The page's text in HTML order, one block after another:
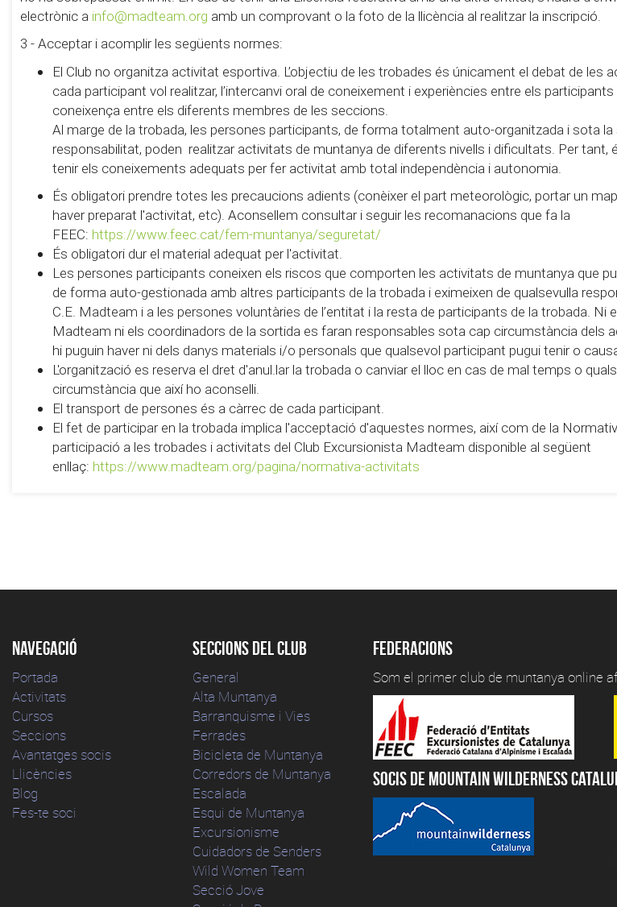
electrònic a info@madteam.org amb un comprovant o la foto de la llicència al realitzar la inscripció.
3 - Acceptar i acomplir les següents normes:
El Club no organitza activitat esportiva. L’objectiu de les trobades és únicament el debat de les
cada participant vol realitzar, l’intercanvi oral de coneixement i experiències entre els
coneixença entre els diferents membres de les seccions.
Al marge de la trobada, les persones participants, de forma totalment auto-organitzada i sota
responsabilitat, poden realitzar activitats de muntanya de diferents nivells i dificultats. Per tant,
tenir els coneixements adequats per fer activitat amb total independència i autonomia.
És obligatori prendre totes les precaucions adients (conèixer el part meteorològic, portar un
haver preparat l'activitat, etc). Aconsellem consultar i seguir les recomanacions que fa la
FEEC: https://www.feec.cat/fem-muntanya/seguretat/
És obligatori dur el material adequat per l'activitat.
Les persones participants coneixen els riscos que comporten les activitats de muntanya que
de forma auto-gestionada amb altres participants de la trobada i eximeixen de qualsevulla
C.E. Madteam i a les persones voluntàries de l’entitat i la resta de participants de la trobada. Ni
Madteam ni els coordinadors de la sortida es faran responsables sota cap circumstància dels
hi puguin haver ni dels danys materials i/o personals que qualsevol participant pugui tenir o
L'organització es reserva el dret d'anul.lar la trobada o canviar el lloc en cas de mal temps o
circumstància que així ho aconselli.
El transport de persones és a càrrec de cada participant.
El fet de participar en la trobada implica l'acceptació d'aquestes normes, així com de la
participació a les trobades i activitats del Club Excursionista Madteam disponible al següent
enllaç: https://www.madteam.org/pagina/normativa-activitats
Navegació
Portada
Activitats
Cursos
Seccions
Avantatges socis
Llicències
Blog
Fes-te soci
Seccions del club
General
Alta Muntanya
Barranquisme i Vies
Ferrades
Bicicleta de Muntanya
Corredors de Muntanya
Escalada
Esqui de Muntanya
Excursionisme
Cuidadors de Senders
Wild Women Team
Secció Jove
Federacions
Som el primer club de muntanya online
Socis de Mountain Wilderness